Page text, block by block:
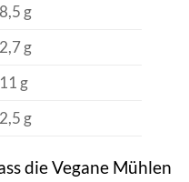
8,5 g
2,7 g
11 g
2,5 g
die Vegane Mühlen